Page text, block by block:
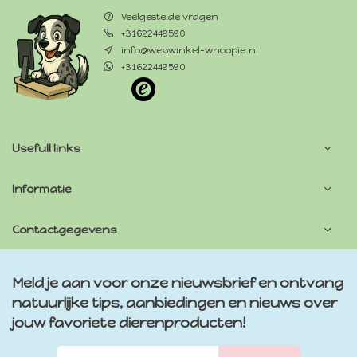
Veelgestelde vragen
+31622449590
info@webwinkel-whoopie.nl
+31622449590
Usefull links
Informatie
Contactgegevens
Meld je aan voor onze nieuwsbrief en ontvang
natuurlijke tips, aanbiedingen en nieuws over
jouw favoriete dierenproducten!